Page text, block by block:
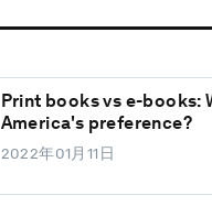
Print books vs e-books:
America's preference?
2022年01月11日